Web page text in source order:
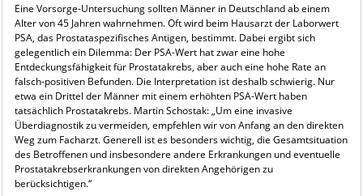
Eine Vorsorge-Untersuchung sollten Männer in Deutschland ab einem
Alter von 45 Jahren wahrnehmen. Oft wird beim Hausarzt der Laborwert
PSA, das Prostataspezifisches Antigen, bestimmt. Dabei ergibt sich
gelegentlich ein Dilemma: Der PSA-Wert hat zwar eine hohe
Entdeckungsfähigkeit für Prostatakrebs, aber auch eine hohe Rate an
falsch-positiven Befunden. Die Interpretation ist deshalb schwierig. Nur
etwa ein Drittel der Männer mit einem erhöhten PSA-Wert haben
tatsächlich Prostatakrebs. Martin Schostak: „Um eine invasive
Überdiagnostik zu vermeiden, empfehlen wir von Anfang an den direkten
Weg zum Facharzt. Generell ist es besonders wichtig, die Gesamtsituation
des Betroffenen und insbesondere andere Erkrankungen und eventuelle
Prostatakrebserkrankungen von direkten Angehörigen zu
berücksichtigen.“